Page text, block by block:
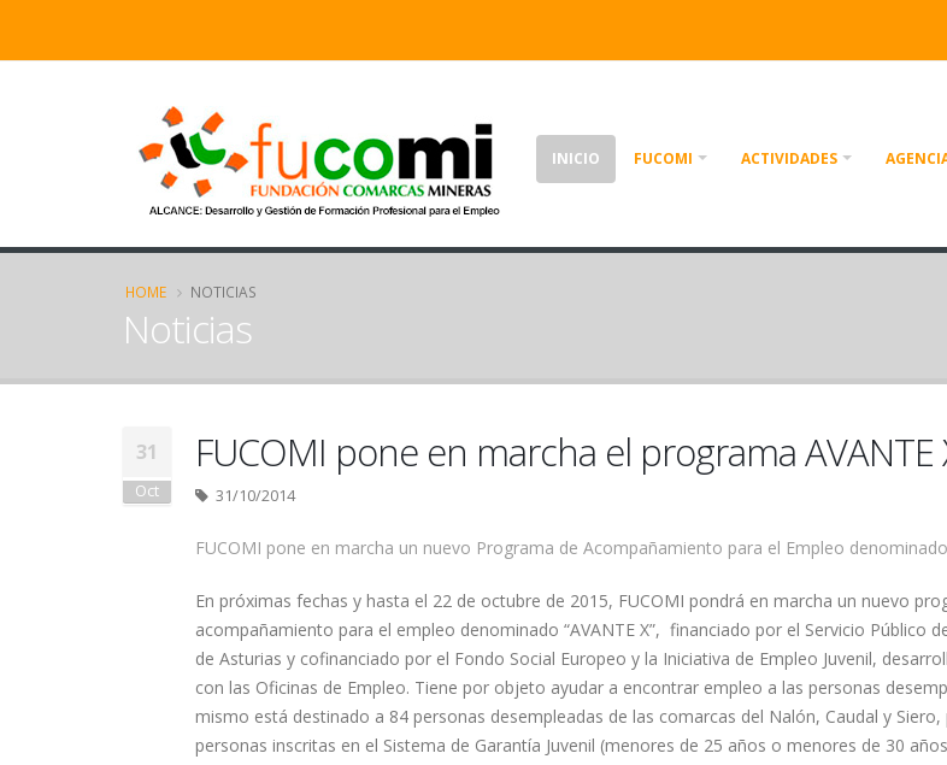
INICIO FUCOMI ACTIVIDADES
HOME NOTICIAS
Noticias
31
Oct
FUCOMI pone en marcha el programa AVANTE
31/10/2014
FUCOMI pone en marcha un nuevo Programa de Acompañamiento para el Empleo
En próximas fechas y hasta el 22 de octubre de 2015, FUCOMI pondrá en marcha un nuevo
acompañamiento para el empleo denominado “AVANTE X”, financiado por el Servicio Público
de Asturias y cofinanciado por el Fondo Social Europeo y la Iniciativa de Empleo Juvenil,
con las Oficinas de Empleo. Tiene por objeto ayudar a encontrar empleo a las personas
mismo está destinado a 84 personas desempleadas de las comarcas del Nalón, Caudal y
personas inscritas en el Sistema de Garantía Juvenil (menores de 25 años o menores de 30